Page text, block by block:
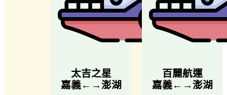
太吉之星
嘉義←→澎湖
百麗航運
嘉義←→澎湖